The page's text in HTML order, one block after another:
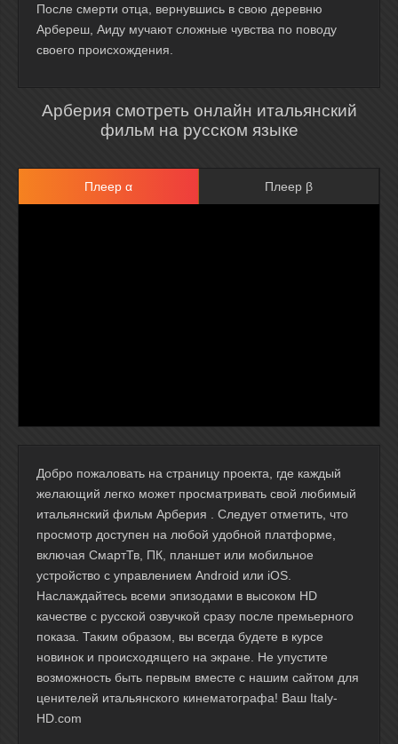
После смерти отца, вернувшись в свою деревню
Арбереш, Аиду мучают сложные чувства по поводу
своего происхождения.
Арберия смотреть онлайн итальянский
фильм на русском языке
Плеер α Плеер β
Добро пожаловать на страницу проекта, где каждый
желающий легко может просматривать свой любимый
итальянский фильм Арберия . Следует отметить, что
просмотр доступен на любой удобной платформе,
включая СмартТв, ПК, планшет или мобильное
устройство с управлением Android или iOS.
Наслаждайтесь всеми эпизодами в высоком HD
качестве с русской озвучкой сразу после премьерного
показа. Таким образом, вы всегда будете в курсе
новинок и происходящего на экране. Не упустите
возможность быть первым вместе с нашим сайтом для
ценителей итальянского кинематографа! Ваш Italy-
HD.com